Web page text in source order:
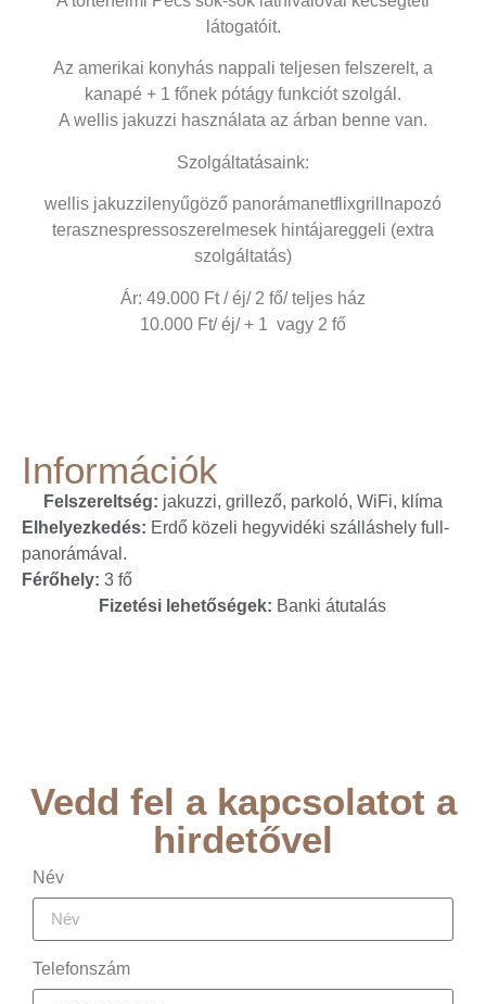
látogatóit.
Az amerikai konyhás nappali teljesen felszerelt, a
kanapé + 1 főnek pótágy funkciót szolgál.
A wellis jakuzzi használata az árban benne van.
Szolgáltatásaink:
wellis jakuzzilenyűgöző panorámanetflixgrillnapozó
terasznespressoszerelmesek hintájareggeli (extra
szolgáltatás)
Ár: 49.000 Ft / éj/ 2 fő/ teljes ház
10.000 Ft/ éj/ + 1 vagy 2 fő
Információk
Felszereltség: jakuzzi, grillező, parkoló, WiFi, klíma
Elhelyezkedés: Erdő közeli hegyvidéki szálláshely full-
panorámával.
Férőhely: 3 fő
Fizetési lehetőségek: Banki átutalás
Vedd fel a kapcsolatot a
hirdetővel
Név
Telefonszám